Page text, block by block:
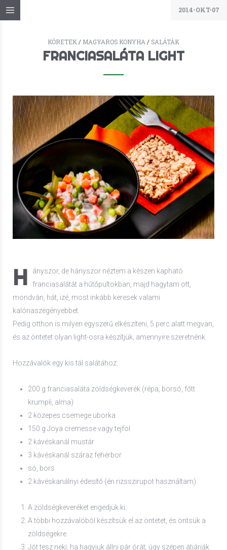
2014-OKT-07
KÖRETEK / MAGYAROS KONYHA / SALÁTÁK
FRANCIASALÁTA LIGHT
H
ányszor, de hányszor néztem a készen kapható
franciasalátát a hűtőpultokban, majd hagytam ott,
mondván, hát, izé, most inkább keresek valami
kalóriaszegényebbet.
Pedig otthon is milyen egyszerű elkészíteni, 5 perc alatt megvan,
és az öntetet olyan light-osra készítjük, amennyire szeretnénk.
Hozzávalók egy kis tál salátához:
200 g franciasaláta zöldségkeverék (répa, borsó, főtt
krumpli, alma)
2 közepes csemege uborka
150 g Joya cremesse vagy tejföl
2 kávéskanál mustár
3 kávéskanál száraz fehérbor
só, bors
2 kávéskanálnyi édesítő (én rizsszirupot használtam)
A zöldségkeveréket engedjük ki.
A többi hozzávalóból készítsük el az öntetet, és öntsük a
zöldségekre.
Jót tesz neki, ha hagyjuk állni pár órát, úgy szépen átjárják